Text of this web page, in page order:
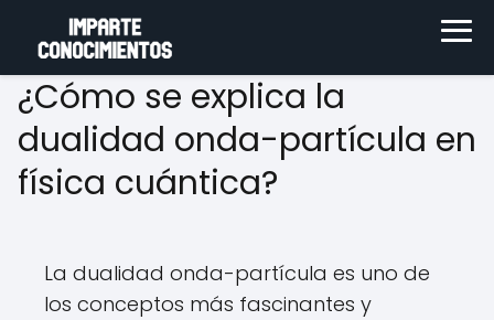
¿Cómo se explica la
dualidad onda-partícula en
física cuántica?
La dualidad onda-partícula es uno de
los conceptos más fascinantes y